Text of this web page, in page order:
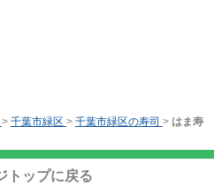
> 千葉市緑区 > 千葉市緑区の寿司 > はま寿
トップに戻る